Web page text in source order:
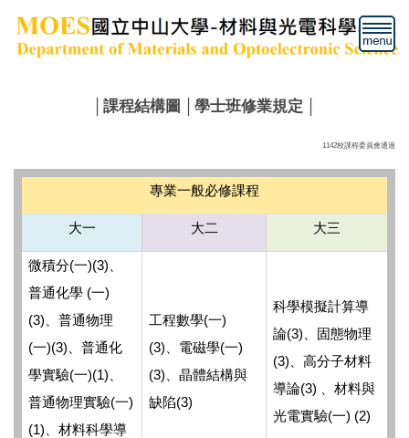
跳
到
主
課程結構圖 學士班修業規定
1142校課程委員會通過
專業一般必修課程
大一 大二 大三
微積分(一)(3)
普通化學 (一)
(3) 、普通物理
(一)(3) 、普通化
學實驗(一)(1)
普通物理實驗(一)
(1) 、材料科學導
工程數學(一)
(3)
電磁學(一)
(3) 、晶體結構與
缺陷(3)
科學模擬計算導
論(3) 固態物理
(3) 、高分子材料
導論(3) 、材料與
光電實驗(一) (2)